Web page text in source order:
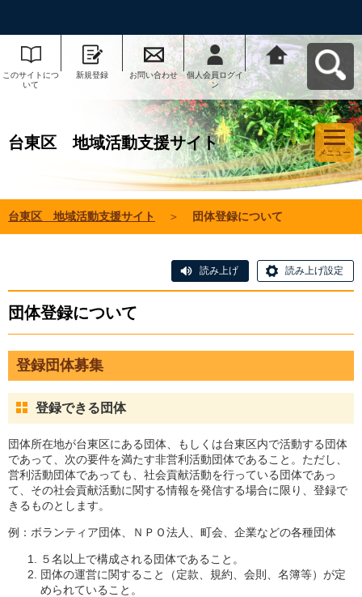
このサイトにつ
いて
新規登録 お問い合わせ
個人会員ログイ
ン
台東区 地域活
動支援サイトへ
戻る
台東区 地域活動支援サイト
メニュー
台東区 地域活動支援サイト ＞ 団体登録について
読み上げ 読み上げ設定
団体登録について
登録団体募集
登録できる団体
団体所在地が台東区にある団体、もしくは台東区内で活動する団体
であって、次の要件を満たす非営利活動団体であること。ただし、
営利活動団体であっても、社会貢献活動を行っている団体であっ
て、その社会貢献活動に関する情報を発信する場合に限り、登録で
きるものとします。
例：ボランティア団体、ＮＰＯ法人、町会、企業などの各種団体
５名以上で構成される団体であること。
団体の運営に関すること（定款、規約、会則、名簿等）が定
められていること。